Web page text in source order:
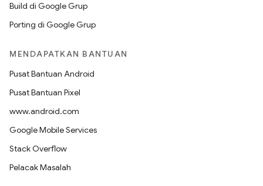
Build di Google Grup
Porting di Google Grup
MENDAPATKAN BANTUAN
Pusat Bantuan Android
Pusat Bantuan Pixel
www.android.com
Google Mobile Services
Stack Overflow
Pelacak Masalah